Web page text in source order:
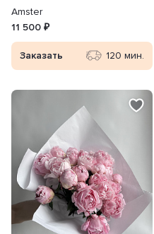
Amster
11 500 ₽
Заказать 120 мин.